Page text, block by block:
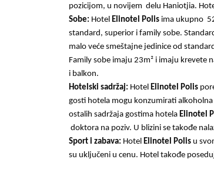
pozicijom, u novijem delu Haniotjia.
Sobe: Hotel Elinotel Polis ima ukupno
standard, superior i family sobe.
malo veće smeštajne jedinice od
Family sobe imaju 23m² i imaju krevete
i balkon.
Hotelski sadržaj: Hotel Elinotel Polis
gosti hotela mogu konzumirati alkoholna
ostalih sadržaja gostima hotela Elinotel
doktora na poziv. U blizini se takođe
Sport i zabava: Hotel Elinotel Polis u
su uključeni u cenu. Hotel takođe